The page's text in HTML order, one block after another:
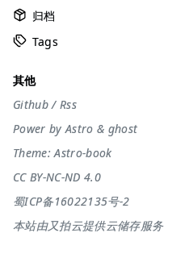
归档
Tags
其他
Github/ Rss
Power byAstro & ghost
Theme:Astro-book
CC BY-NC-ND 4.0
蜀ICP备16022135号-2
本站由又拍云提供云储存服务